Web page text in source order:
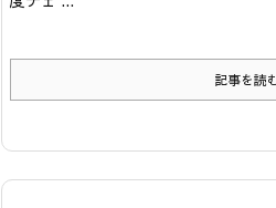
記事を読